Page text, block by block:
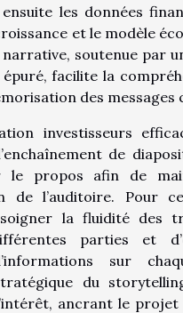
les données
et le modèle
soutenue par
facilite la
des messages
investisseurs
de
le propos afin de
de l’auditoire. Pour
la fluidité des
parties et
sur
du
ancrant le projet